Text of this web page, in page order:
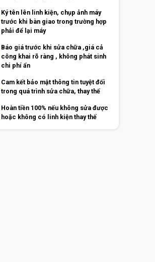
Ký tên lên linh kiện, chụp ảnh máy
trước khi bàn giao trong trường hợp
phải để lại máy
Báo giá trước khi sửa chữa ,giá cả
công khai rõ ràng , không phát sinh
chi phí ẩn
Cam kết bảo mật thông tin tuyệt đối
trong quá trình sửa chữa, thay thế
Hoàn tiền 100% nếu không sửa được
hoặc không có linh kiện thay thế